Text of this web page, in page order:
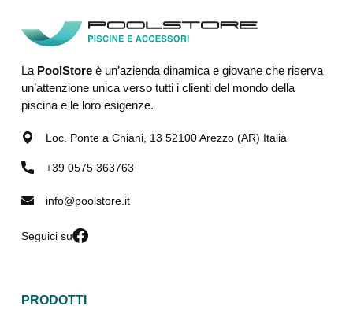
La PoolStoreè un’azienda dinamica e giovane che riserva
un’attenzione unica verso tutti i clienti del mondo della
piscina e le loro esigenze.
Loc. Ponte a Chiani, 13 52100 Arezzo (AR) Italia
+39 0575 363763
info@poolstore.it
Seguici su
PRODOTTI